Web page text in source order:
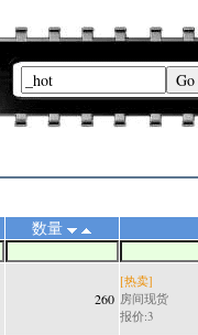
数量
260
[热卖]
房间现货
报价:3